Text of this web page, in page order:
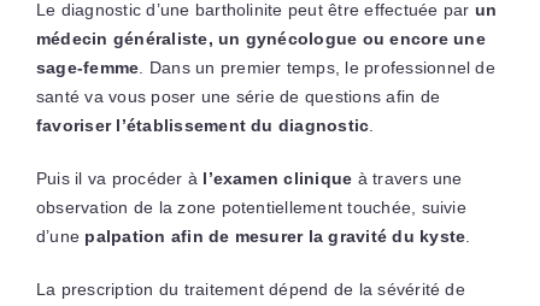
Le diagnostic d’une bartholinite peut être effectuée par un
médecin généraliste, un gynécologue ou encore une
sage-femme . Dans un premier temps, le professionnel de
santé va vous poser une série de questions afin de
favoriser l’établissement du diagnostic
Puis il va procéder à l’examen clinique à travers une
observation de la zone potentiellement touchée, suivie
d’une palpation afin de mesurer la gravité du kyste
La prescription du traitement dépend de la sévérité de